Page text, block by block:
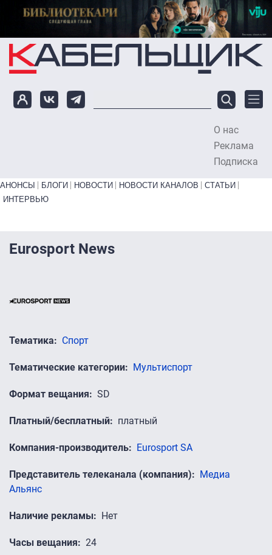
Перейти к основному содержанию
О нас
Реклама
Подписка
Primary links bottom
АНОНСЫ БЛОГИ НОВОСТИ НОВОСТИ КАНАЛОВ
СТАТЬИ
ИНТЕРВЬЮ
Eurosport News
Тематика Спорт
Тематические категории Мультиспорт
Формат вещания SD
Платный/бесплатный платный
Компания-производитель Eurosport SA
Представитель телеканала (компания)
Медиа
Альянс
Наличие рекламы Нет
Часы вещания 24